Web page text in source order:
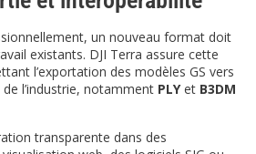
un nouveau format doit
existants. DJI Terra assure cette
l’exportation des modèles GS vers
l’industrie, notamment PLYet B3DM
transparente dans des